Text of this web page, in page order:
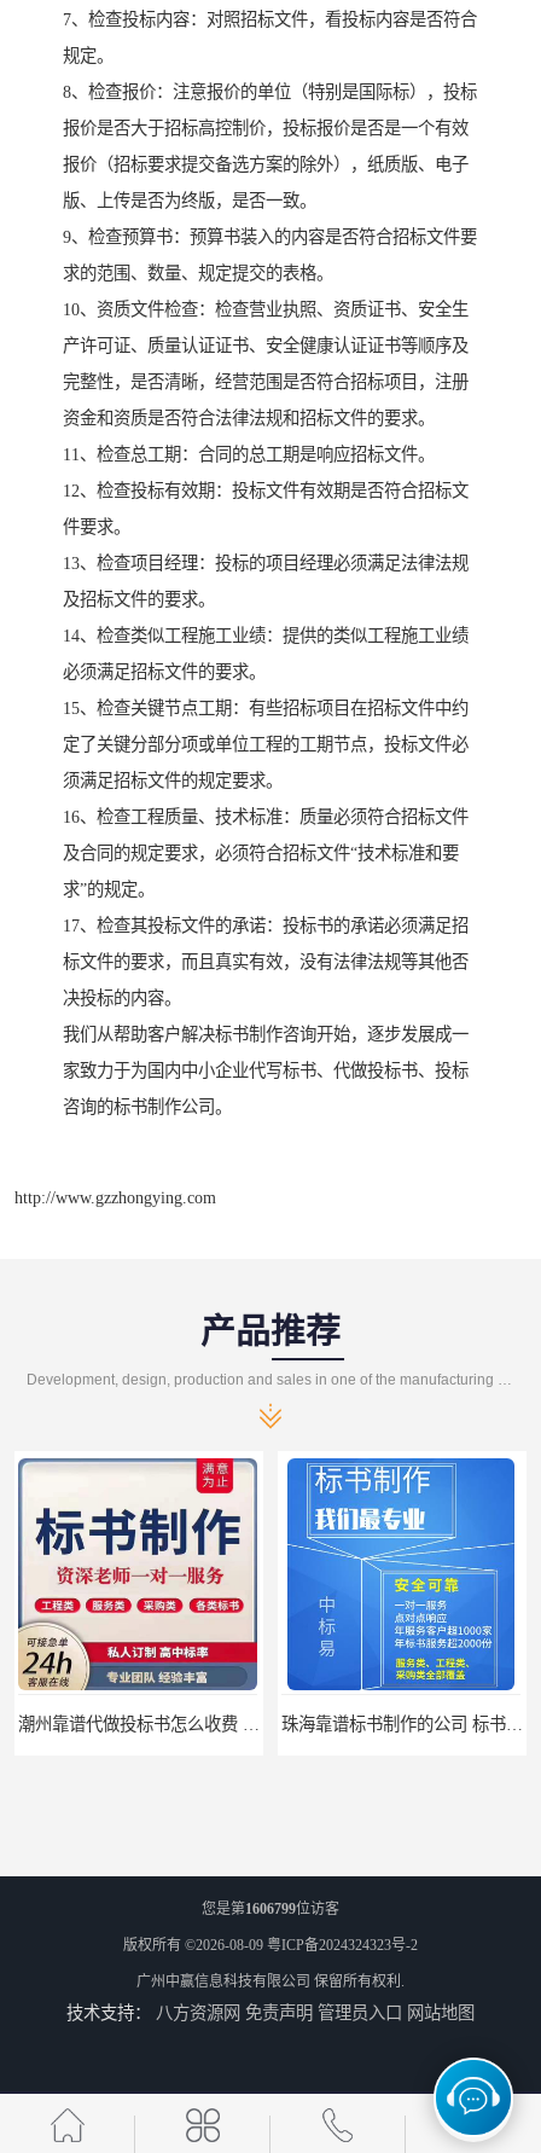
7、检查投标内容：对照招标文件，看投标内容是否符合
规定。
8、检查报价：注意报价的单位（特别是国际标），投标
报价是否大于招标高控制价，投标报价是否是一个有效
报价（招标要求提交备选方案的除外），纸质版、电子
版、上传是否为终版，是否一致。
9、检查预算书：预算书装入的内容是否符合招标文件要
求的范围、数量、规定提交的表格。
10、资质文件检查：检查营业执照、资质证书、安全生
产许可证、质量认证证书、安全健康认证证书等顺序及
完整性，是否清晰，经营范围是否符合招标项目，注册
资金和资质是否符合法律法规和招标文件的要求。
11、检查总工期：合同的总工期是响应招标文件。
12、检查投标有效期：投标文件有效期是否符合招标文
件要求。
13、检查项目经理：投标的项目经理必须满足法律法规
及招标文件的要求。
14、检查类似工程施工业绩：提供的类似工程施工业绩
必须满足招标文件的要求。
15、检查关键节点工期：有些招标项目在招标文件中约
定了关键分部分项或单位工程的工期节点，投标文件必
须满足招标文件的规定要求。
16、检查工程质量、技术标准：质量必须符合招标文件
及合同的规定要求，必须符合招标文件“技术标准和要
求”的规定。
17、检查其投标文件的承诺：投标书的承诺必须满足招
标文件的要求，而且真实有效，没有法律法规等其他否
决投标的内容。
我们从帮助客户解决标书制作咨询开始，逐步发展成一
家致力于为国内中小企业代写标书、代做投标书、投标
咨询的标书制作公司。
http://www.gzzhongying.com
产品推荐
您是第1606799位访客
版权所有 ©2026-08-09 粤ICP备2024324323号-2
广州中赢信息科技有限公司 保留所有权利.
技术支持： 八方资源网 免责声明 管理员入口 网站地图